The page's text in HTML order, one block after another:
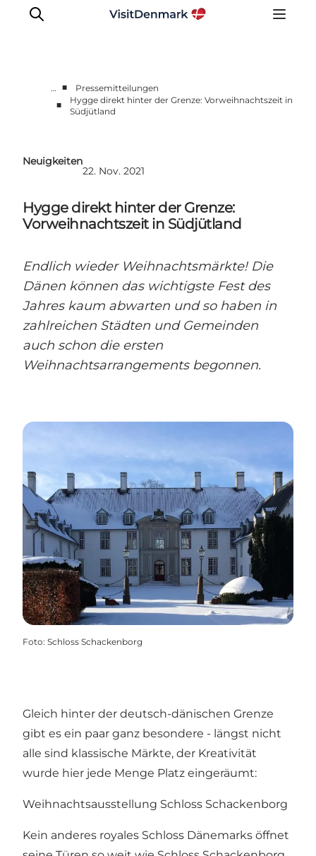
Presseportal
Fotos
Work with us
Kontakt
… ■
Pressemitteilungen
■
Hygge direkt hinter der Grenze: Vorweihnachtszeit in
Südjütland
Neuigkeiten
22. Nov. 2021
Hygge direkt hinter der Grenze:
Vorweihnachtszeit in Südjütland
Endlich wieder Weihnachtsmärkte! Die
Dänen können das wichtigste Fest des
Jahres kaum abwarten und so haben in
zahlreichen Städten und Gemeinden
auch schon die ersten
Weihnachtsarrangements begonnen.
Foto: Schloss Schackenborg
Gleich hinter der deutsch-dänischen Grenze
gibt es ein paar ganz besondere - längst nicht
alle sind klassische Märkte, der Kreativität
wurde hier jede Menge Platz eingeräumt:
Weihnachtsausstellung Schloss Schackenborg
Kein anderes royales Schloss Dänemarks öffnet